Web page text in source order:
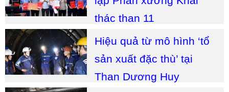
thác than 11
Hiệu quả từ mô hình ‘tổ
sản xuất đặc thù’ tại
Than Dương Huy